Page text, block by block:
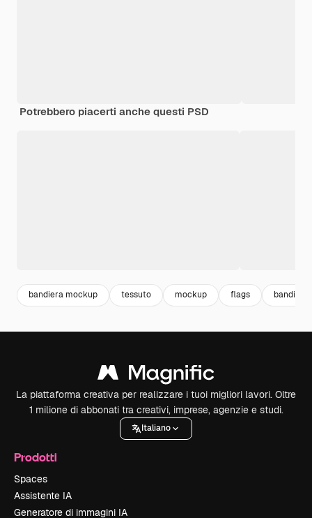
Potrebbero piacerti anche questi PSD
bandiera mockup tessuto mockup flags bandiere
La piattaforma creativa per realizzare i tuoi migliori lavori. Oltre
1 milione di abbonati tra creativi, imprese, agenzie e studi.
Italiano
Prodotti
Spaces
Assistente IA
Generatore di immagini IA